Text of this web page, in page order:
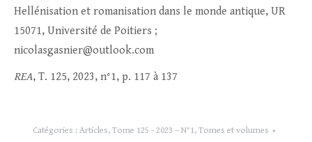
Hellénisation et romanisation dans le monde antique, UR
15071, Université de Poitiers ;
nicolasgasnier@outlook.com
REA, T. 125, 2023, n°1, p. 117 à 137
Catégories : Articles, Tome 125 - 2023 – N°1, Tomes et volumes